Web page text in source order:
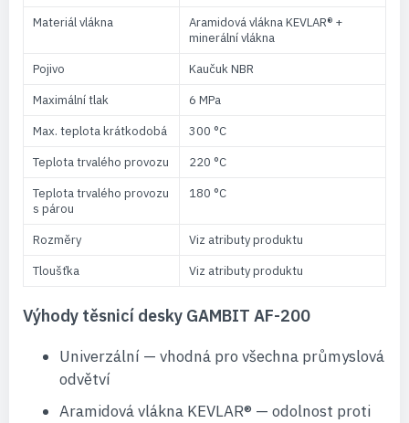
Materiál vlákna
Aramidová vlákna KEVLAR® +
minerální vlákna
Pojivo
Kaučuk NBR
Maximální tlak
6 MPa
Max. teplota krátkodobá
300 °C
Teplota trvalého provozu
220 °C
Teplota trvalého provozu
s párou
180 °C
Rozměry
Viz atributy produktu
Tloušťka
Viz atributy produktu
Výhody těsnicí desky GAMBIT AF-200
Univerzální — vhodná pro všechna průmyslová
odvětví
Aramidová vlákna KEVLAR® — odolnost proti